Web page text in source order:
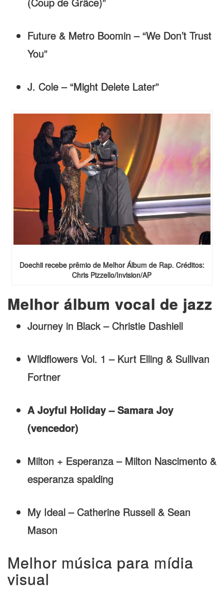
Future & Metro Boomin – “We Don’t Trust
You”
J. Cole – “Might Delete Later”
Doechii recebe prêmio de Melhor Álbum de Rap. Créditos:
Chris Pizzello/Invision/AP
Melhor álbum vocal de jazz
Journey in Black – Christie Dashiell
Wildflowers Vol. 1 – Kurt Elling & Sullivan
Fortner
A Joyful Holiday – Samara Joy
(vencedor)
Milton + Esperanza – Milton Nascimento &
esperanza spalding
My Ideal – Catherine Russell & Sean
Mason
Melhor música para mídia
visual